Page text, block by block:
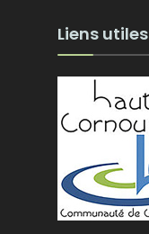
Liens utiles